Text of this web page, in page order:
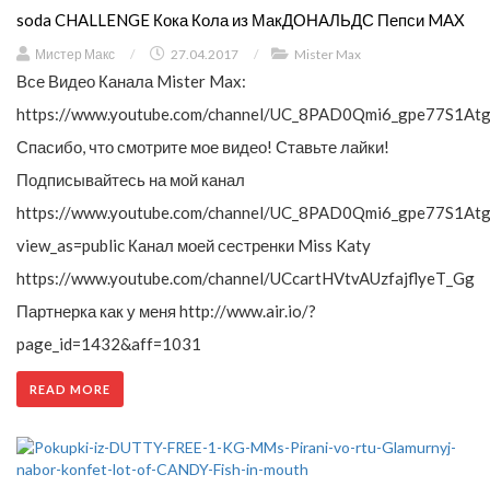
soda CHALLENGE Кока Кола из МакДОНАЛЬДС Пепси MAX
Мистер Макс / 27.04.2017 / Mister Max
Все Видео Канала Mister Max:
https://www.youtube.com/channel/
Спасибо, что смотрите мое видео! Ставьте лайки!
Подписывайтесь на мой канал
https://www.youtube.com/channel/
view_as=public Канал моей сестренки Miss Katy
https://www.youtube.com/channel/UCcartHVtvAUzfajflyeT_Gg
Партнерка как у меня http://www.air.io/?
page_id=1432&aff=1031
READ MORE